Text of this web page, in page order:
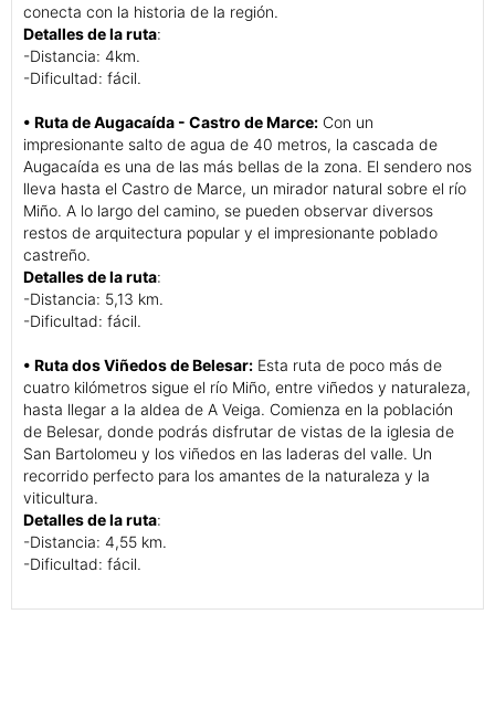
conecta con la historia de la región.
Detalles de la ruta:
-Distancia: 4km.
-Dificultad: fácil.
• Ruta de Augacaída - Castro de Marce: Con un
impresionante salto de agua de 40 metros, la cascada de
Augacaída es una de las más bellas de la zona. El sendero nos
lleva hasta el Castro de Marce, un mirador natural sobre el río
Miño. A lo largo del camino, se pueden observar diversos
restos de arquitectura popular y el impresionante poblado
castreño.
Detalles de la ruta:
-Distancia: 5,13 km.
-Dificultad: fácil.
• Ruta dos Viñedos de Belesar: Esta ruta de poco más de
cuatro kilómetros sigue el río Miño, entre viñedos y naturaleza,
hasta llegar a la aldea de A Veiga. Comienza en la población
de Belesar, donde podrás disfrutar de vistas de la iglesia de
San Bartolomeu y los viñedos en las laderas del valle. Un
recorrido perfecto para los amantes de la naturaleza y la
viticultura.
Detalles de la ruta:
-Distancia: 4,55 km.
-Dificultad: fácil.